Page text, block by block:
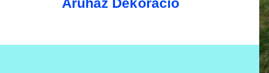
Áruház Dekoráció